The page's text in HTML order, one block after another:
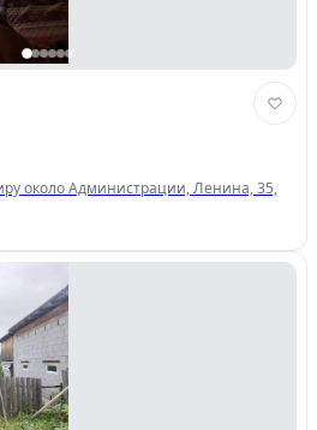
около Администрации, Ленина, 35,